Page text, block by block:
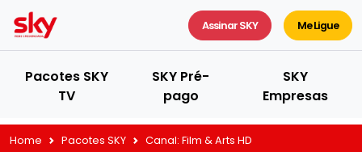
Assinar SKY Me Ligue
Pacotes SKY
TV
SKY Pré-
pago
SKY
Empresas
Home Pacotes SKY Canal: Film & Arts HD